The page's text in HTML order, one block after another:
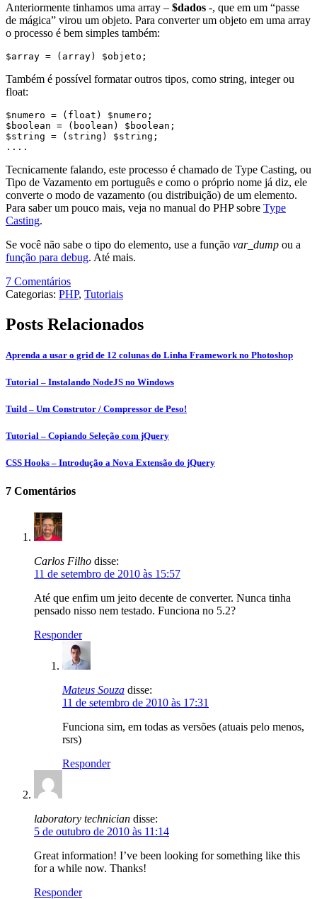
Anteriormente tinhamos uma array – $dados -, que em um “passe
de mágica” virou um objeto. Para converter um objeto em uma array
o processo é bem simples também:
Também é possível formatar outros tipos, como string, integer ou
float:
$numero = (float) $numero;
$boolean = (boolean) $boolean;
$string = (string) $string;
Tecnicamente falando, este processo é chamado de Type Casting, ou
Tipo de Vazamento em português e como o próprio nome já diz, ele
converte o modo de vazamento (ou distribuição) de um elemento.
Para saber um pouco mais, veja no manual do PHP sobre Type
Casting.
Se você não sabe o tipo do elemento, use a função var_dump ou a
função para debug. Até mais.
7 Comentários
Categorias: PHP, Tutoriais
Posts Relacionados
Aprenda a usar o grid de 12 colunas do Linha Framework no Photoshop
Tutorial – Instalando NodeJS no Windows
Tuild – Um Construtor / Compressor de Peso!
Tutorial – Copiando Seleção com jQuery
CSS Hooks – Introdução a Nova Extensão do jQuery
7 Comentários
Carlos Filho disse:
11 de setembro de 2010 às 15:57
Até que enfim um jeito decente de converter. Nunca tinha
pensado nisso nem testado. Funciona no 5.2?
Responder
Mateus Souza disse:
11 de setembro de 2010 às 17:31
Funciona sim, em todas as versões (atuais pelo menos,
rsrs)
Responder
laboratory technician disse:
5 de outubro de 2010 às 11:14
Great information! I’ve been looking for something like this
for a while now. Thanks!
Responder